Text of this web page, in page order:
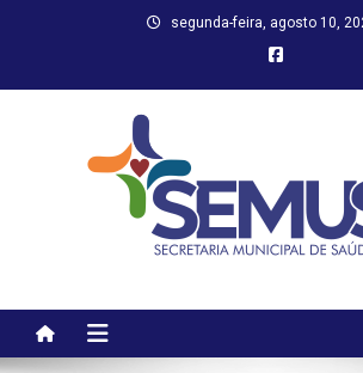
segunda-feira, agosto 10,